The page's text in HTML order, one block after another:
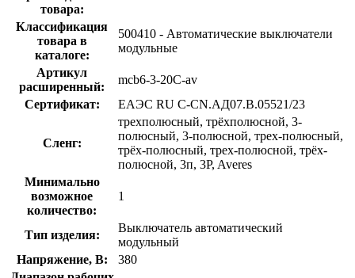
товара:
Классификация
товара в
каталоге:
500410 - Автоматические выключатели
модульные
Артикул
расширенный:
mcb6-3-20C-av
Сертификат:
ЕАЭС RU C-CN.АД07.B.05521/23
Сленг:
трехполюсный, трёхполюсной, 3-
полюсный, 3-полюсной, трех-полюсный,
трёх-полюсный, трех-полюсной, трёх-
полюсной, 3п, 3P, Averes
Минимально
возможное
количество:
1
Тип изделия:
Выключатель автоматический
модульный
Напряжение, В:
380